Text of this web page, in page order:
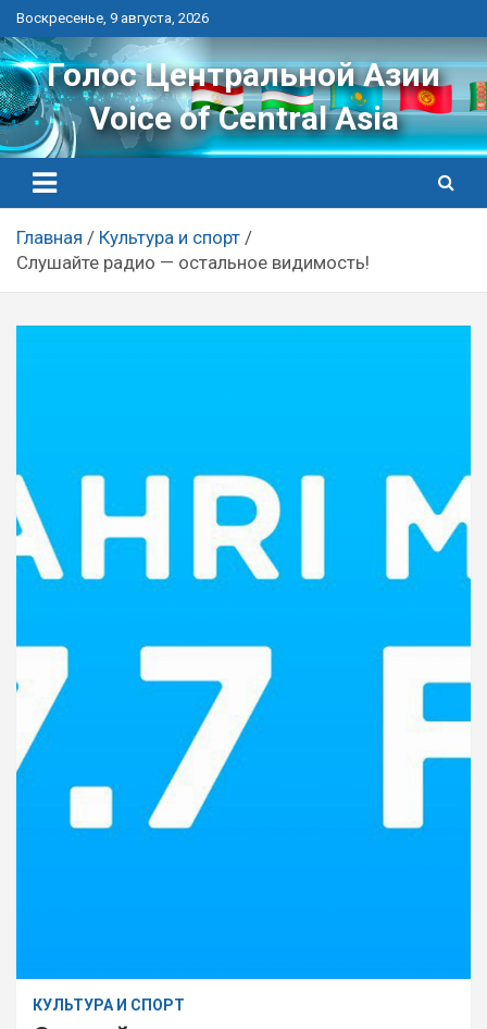
Перейти
к
контенту
Воскресенье, 9 августа, 2026
Голос Центральной Азии
Voice of Central Asia
Главная
Культура и спорт
Слушайте радио — остальное видимость!
КУЛЬТУРА И СПОРТ